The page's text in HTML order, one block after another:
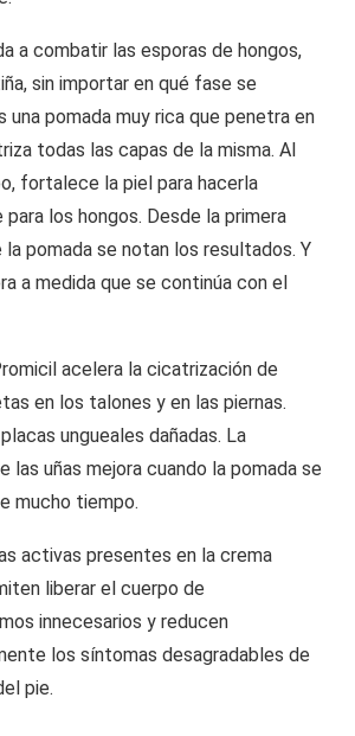
a combatir las esporas de hongos,
sin importar en qué fase se
una pomada muy rica que penetra en
todas las capas de la misma. Al
fortalece la piel para hacerla
los hongos. Desde la primera
la pomada se notan los resultados. Y
a medida que se continúa con el
acelera la cicatrización de
en los talones y en las piernas.
ungueales dañadas. La
las uñas mejora cuando la pomada se
mucho tiempo.
activas presentes en la crema
liberar el cuerpo de
innecesarios y reducen
los síntomas desagradables de
pie.